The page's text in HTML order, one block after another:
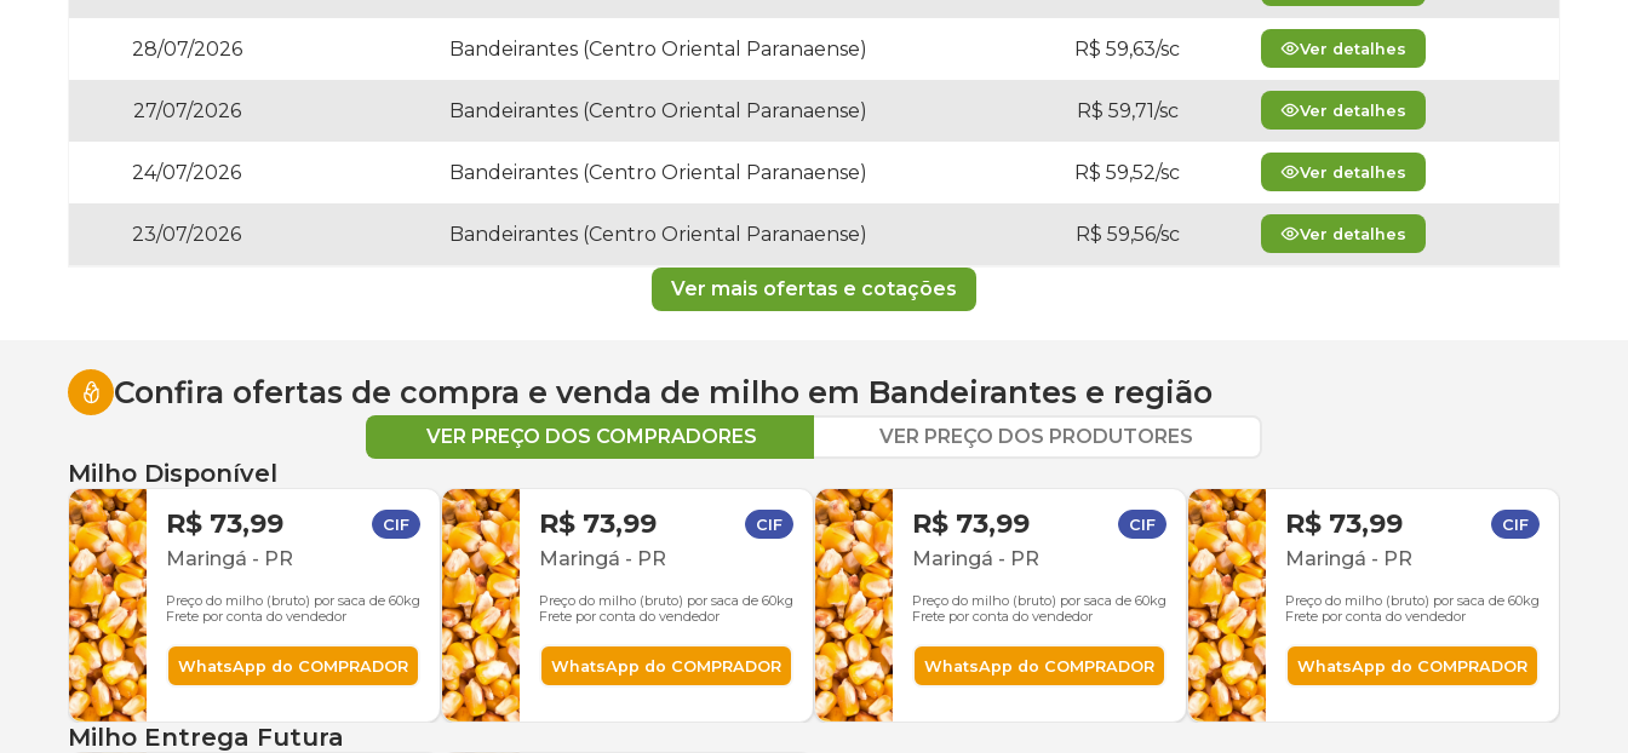
28/07/2026 Bandeirantes (Centro Oriental Paranaense) R$ 59,63/sc Ver detalhes
27/07/2026 Bandeirantes (Centro Oriental Paranaense) R$ 59,71/sc Ver detalhes
24/07/2026 Bandeirantes (Centro Oriental Paranaense) R$ 59,52/sc Ver detalhes
23/07/2026 Bandeirantes (Centro Oriental Paranaense) R$ 59,56/sc Ver detalhes
Ver mais ofertas e cotações
Confira ofertas de compra e venda de milho em Bandeirantes e região
VER PREÇO DOS COMPRADORES VER PREÇO DOS PRODUTORES
Milho Disponível
R$ 73,99 CIF
Maringá - PR
Preço do milho (bruto) por saca de 60kg
Frete por conta do vendedor
WhatsApp do COMPRADOR
R$ 73,99 CIF
Maringá - PR
Preço do milho (bruto) por saca de 60kg
Frete por conta do vendedor
WhatsApp do COMPRADOR
R$ 73,99 CIF
Maringá - PR
Preço do milho (bruto) por saca de 60kg
Frete por conta do vendedor
WhatsApp do COMPRADOR
R$ 73,99 CIF
Maringá - PR
Preço do milho (bruto) por saca de 60kg
Frete por conta do vendedor
WhatsApp do COMPRADOR
Milho Entrega Futura